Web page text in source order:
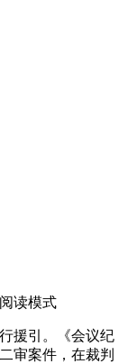
阅读模式
援引。《会议纪
审案件，在裁判